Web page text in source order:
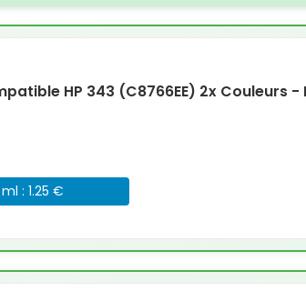
HP 343 (C8766EE) 2x Couleurs
: 1.25 €